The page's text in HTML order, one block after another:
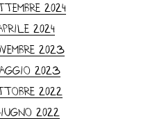
2024
2024
2023
2023
2022
2022